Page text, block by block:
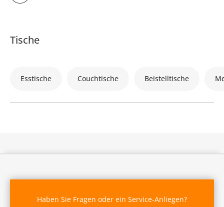
Tische
Esstische Couchtische Beistelltische
Haben Sie Fragen oder ein Service-Anliegen?